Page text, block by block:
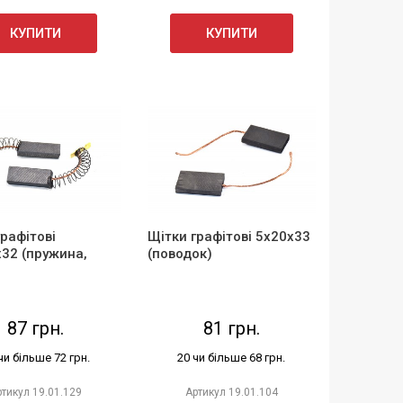
КУПИТИ КУПИТИ
(пружина,
87 грн.
більше 72 грн.
19.01.129
Щітки графітові 5х20х33
(поводок)
81 грн.
20 чи більше 68 грн.
Артикул 19.01.104